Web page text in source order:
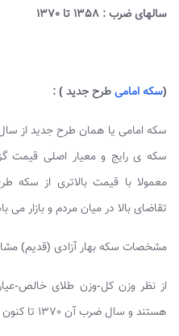
سالهای ضرب : 1358 تا 1370
(سکه امامیطرح جدید ) :
سکه ی رایج و معیار اصلی قیمت
معمولا با قیمت بالاتری از
تقاضای بالا در میان مردم و بازار می
مشخصات سکه بهار آزادی (قدیم)
از نظر وزن کل-وزن طلای خالص-
هستند و سال ضرب آن 1370 تا کنون هست.